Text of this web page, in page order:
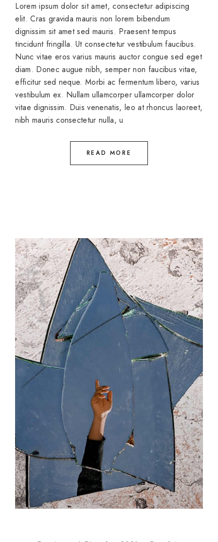
Lorem ipsum dolor sit amet, consectetur adipiscing
elit. Cras gravida mauris non lorem bibendum
dignissim sit amet sed mauris. Praesent tempus
tincidunt fringilla. Ut consectetur vestibulum faucibus.
Nunc vitae eros varius mauris auctor congue sed eget
diam. Donec augue nibh, semper non faucibus vitae,
efficitur sed neque. Morbi ac fermentum libero, varius
vestibulum ex. Nullam ullamcorper ullamcorper dolor
vitae dignissim. Duis venenatis, leo at rhoncus laoreet,
nibh mauris consectetur nulla, u
READ MORE